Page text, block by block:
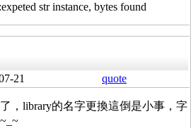
str instance, bytes found
21 quote
，library的名字更換這倒是小事，字